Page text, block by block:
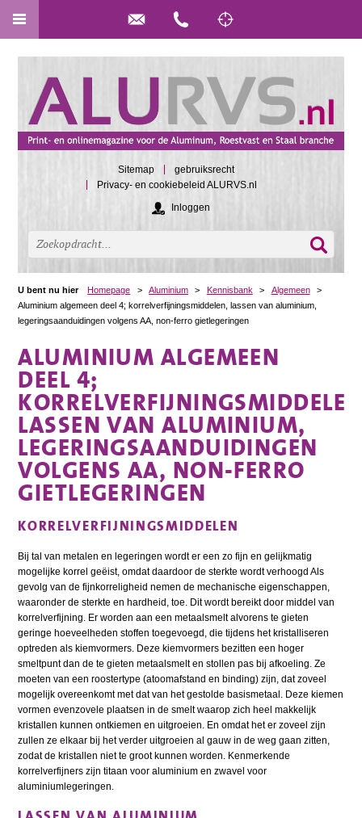
Sitemap
gebruiksrecht
Privacy- en cookiebeleid ALURVS.nl
Inloggen
U bent nu hier Homepage > Aluminium > Kennisbank > Algemeen
>
Aluminium algemeen deel 4; korrelverfijningsmiddelen, lassen van aluminium,
legeringsaanduidingen volgens AA, non-ferro gietlegeringen
ALUMINIUM ALGEMEEN
DEEL 4;
LASSEN VAN ALUMINIUM,
LEGERINGSAANDUIDINGEN
VOLGENS AA, NON-FERRO
GIETLEGERINGEN
KORRELVERFIJNINGSMIDDELEN
Bij tal van metalen en legeringen wordt er een zo fijn en gelijkmatig
mogelijke korrel geëist, omdat daardoor de sterkte wordt verhoogd Als
gevolg van de fijnkorreligheid nemen de mechanische eigenschappen,
waaronder de sterkte en hardheid, toe. Dit wordt bereikt door middel van
korrelverfijning. Er worden aan een metaalsmelt alvorens te gieten
geringe hoeveelheden stoffen toegevoegd, die tijdens het kristalliseren
optreden als kiemvormers. Deze kiemvormers bezitten een hoger
smeltpunt dan de te gieten metaalsmelt en stollen pas bij afkoeling. Ze
moeten van een roostertype (atoomafstand en binding) zijn, dat zoveel
mogelijk overeenkomt met dat van het gestolde basismetaal. Deze kiemen
vormen evenzovele plaatsen in de smelt waarop zich heel makkelijk
kristallen kunnen ontkiemen en uitgroeien. En omdat het er zoveel zijn
zullen ze elkaar bij het verder uitgroeien al gauw in de weg gaan zitten,
zodat de kristallen niet te groot kunnen worden. Kenmerkende
korrelverfijners zijn titaan voor aluminium en zwavel voor
aluminiumlegeringen.